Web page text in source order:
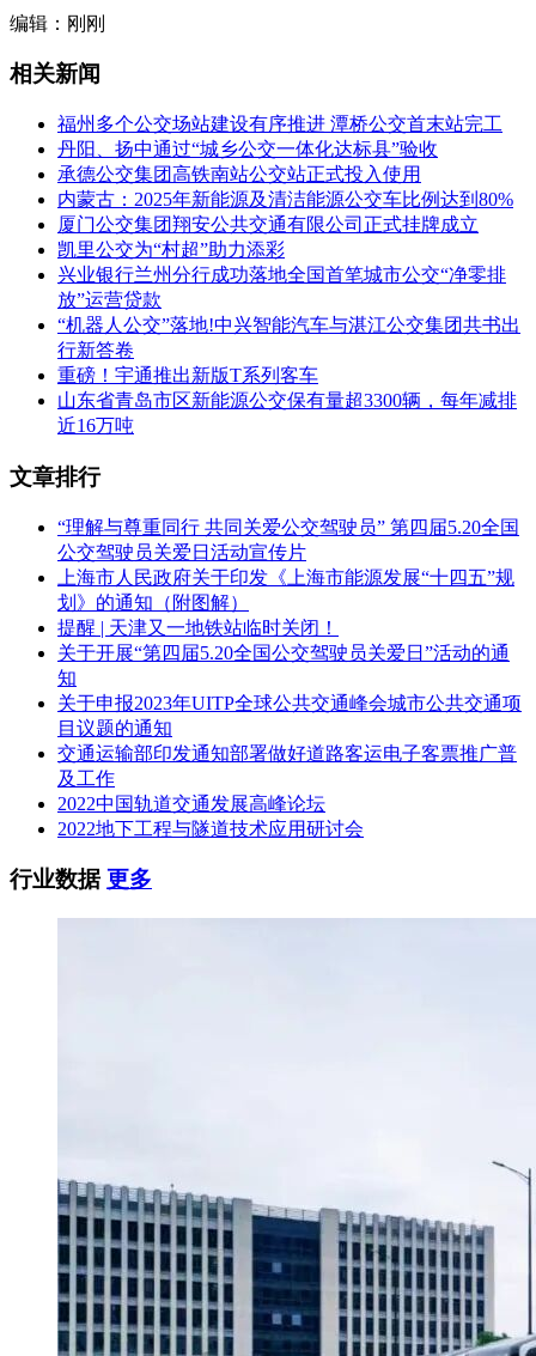
编辑：刚刚
相关新闻
福州多个公交场站建设有序推进 潭桥公交首末站完工
丹阳、扬中通过“城乡公交一体化达标县”验收
承德公交集团高铁南站公交站正式投入使用
内蒙古：2025年新能源及清洁能源公交车比例达到80%
厦门公交集团翔安公共交通有限公司正式挂牌成立
凯里公交为“村超”助力添彩
兴业银行兰州分行成功落地全国首笔城市公交“净零排
放”运营贷款
“机器人公交”落地!中兴智能汽车与湛江公交集团共书出
行新答卷
重磅！宇通推出新版T系列客车
山东省青岛市区新能源公交保有量超3300辆，每年减排
近16万吨
文章排行
“理解与尊重同行 共同关爱公交驾驶员” 第四届5.20全国
公交驾驶员关爱日活动宣传片
上海市人民政府关于印发《上海市能源发展“十四五”规
划》的通知（附图解）
提醒 | 天津又一地铁站临时关闭！
关于开展“第四届5.20全国公交驾驶员关爱日”活动的通
知
关于申报2023年UITP全球公共交通峰会城市公共交通项
目议题的通知
交通运输部印发通知部署做好道路客运电子客票推广普
及工作
2022中国轨道交通发展高峰论坛
2022地下工程与隧道技术应用研讨会
行业数据更多